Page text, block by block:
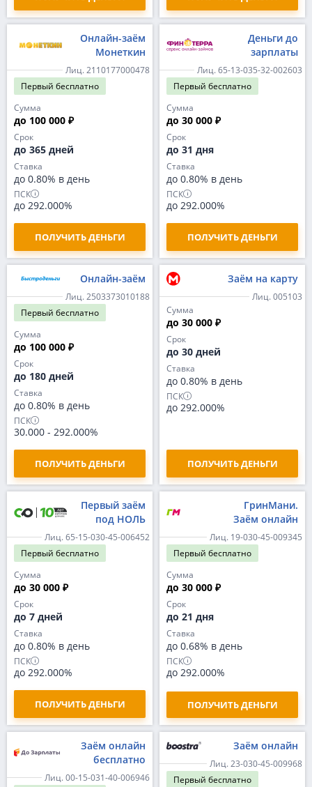
Онлайн-заём
Монеткин
Лиц. 2110177000478
Первый бесплатно
Сумма
до 100 000 ₽
Срок
до 365 дней
Ставка
до 0.80% в день
ПСК
до 292.000%
ПОЛУЧИТЬ ДЕНЬГИ
Деньги до
зарплаты
Лиц. 65-13-035-32-002603
Первый бесплатно
Сумма
до 30 000 ₽
Срок
до 31 дня
Ставка
до 0.80% в день
ПСК
до 292.000%
ПОЛУЧИТЬ ДЕНЬГИ
Онлайн-заём
Лиц. 2503373010188
Первый бесплатно
Сумма
до 100 000 ₽
Срок
до 180 дней
Ставка
до 0.80% в день
ПСК
30.000 - 292.000%
ПОЛУЧИТЬ ДЕНЬГИ
Заём на карту
Лиц. 005103
Сумма
до 30 000 ₽
Срок
до 30 дней
Ставка
до 0.80% в день
ПСК
до 292.000%
ПОЛУЧИТЬ ДЕНЬГИ
Первый заём
под НОЛЬ
Лиц. 65-15-030-45-006452
Первый бесплатно
Сумма
до 30 000 ₽
Срок
до 7 дней
Ставка
до 0.80% в день
ПСК
до 292.000%
ПОЛУЧИТЬ ДЕНЬГИ
ГринМани.
Заём онлайн
Лиц. 19-030-45-009345
Первый бесплатно
Сумма
до 30 000 ₽
Срок
до 21 дня
Ставка
до 0.68% в день
ПСК
до 292.000%
ПОЛУЧИТЬ ДЕНЬГИ
Заём онлайн
бесплатно
Лиц. 00-15-031-40-006946
Заём онлайн
Лиц. 23-030-45-009968
Первый бесплатно